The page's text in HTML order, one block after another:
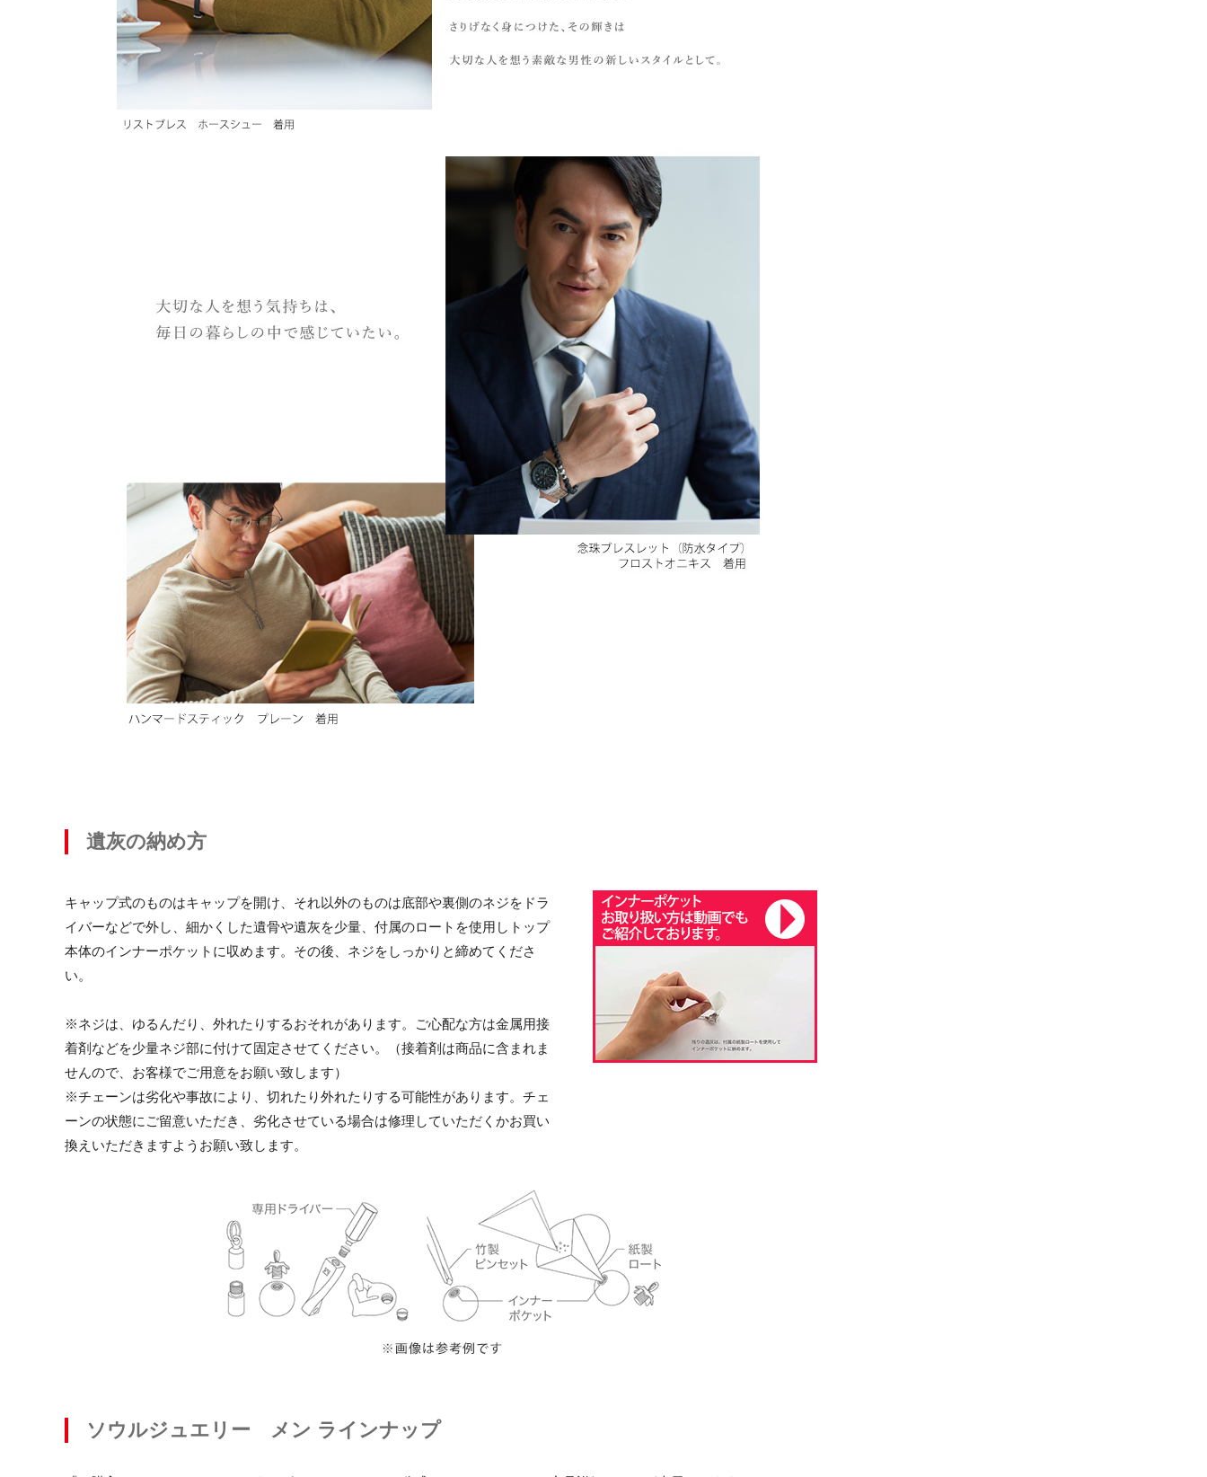
遺灰の納め方
キャップ式のものはキャップを開け、それ以外のものは底部や裏側のネジをドラ
イバーなどで外し、細かくした遺骨や遺灰を少量、付属のロートを使用しトップ
本体のインナーポケットに収めます。その後、ネジをしっかりと締めてくださ
い。
※ネジは、ゆるんだり、外れたりするおそれがあります。ご心配な方は金属用接
着剤などを少量ネジ部に付けて固定させてください。（接着剤は商品に含まれま
せんので、お客様でご用意をお願い致します）
※チェーンは劣化や事故により、切れたり外れたりする可能性があります。チェ
ーンの状態にご留意いただき、劣化させている場合は修理していただくかお買い
換えいただきますようお願い致します。
ソウルジュエリー メン ラインナップ